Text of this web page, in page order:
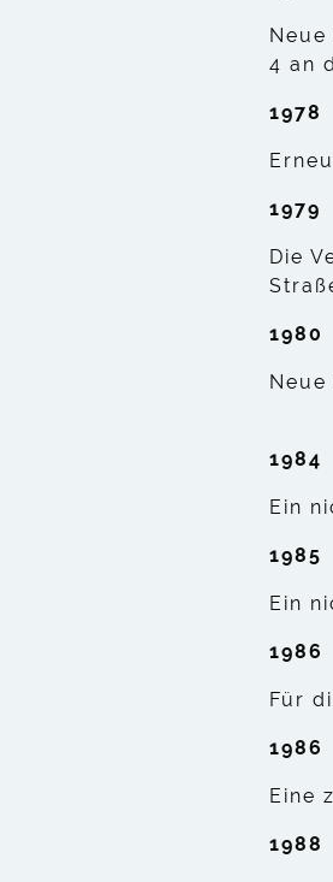
4 an
1978
1979
Die
1980
1984
Ein
1985
Ein
1986
Für
1986
Eine
1988